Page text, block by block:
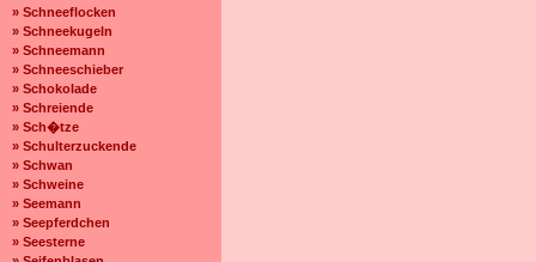
» Schneeflocken
» Schneekugeln
» Schneemann
» Schneeschieber
» Schokolade
» Schreiende
» Sch�tze
» Schulterzuckende
» Schwan
» Schweine
» Seemann
» Seepferdchen
» Seesterne